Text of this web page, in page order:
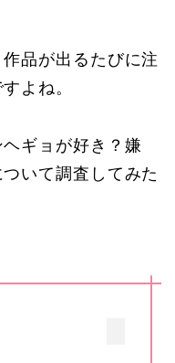
品が出るたびに注
よね。
ギョが好き？嫌
いて調査してみた